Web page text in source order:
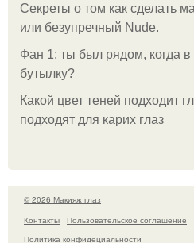
Секреты о том как сделать
или безупречный Nude.
Фан 1: ты был рядом, когда
бутылку?
Какой цвет теней подходит
подходят для карих глаз
© 2026 Макияж глаз
Контакты
Пользовательское соглашение
Политика конфидециальности